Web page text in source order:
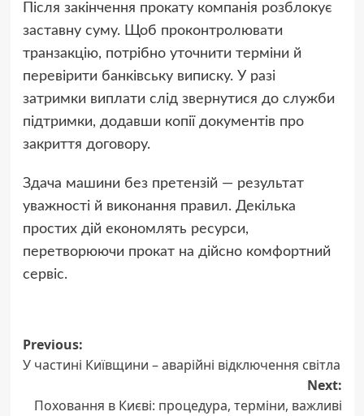
Після закінчення прокату компанія розблокує
заставну суму. Щоб проконтролювати
транзакцію, потрібно уточнити терміни й
перевірити банківську виписку. У разі
затримки виплати слід звернутися до служби
підтримки, додавши копії документів про
закриття договору.
Здача машини без претензій — результат
уважності й виконання правил. Декілька
простих дій економлять ресурси,
перетворюючи прокат на дійсно комфортний
сервіс.
Post
navigation
Previous:
У частині Київщини – аварійні відключення світла
Next:
Поховання в Києві: процедура, терміни, важливі